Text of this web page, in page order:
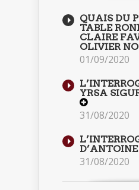
QUAIS DU
TABLE
CLAIRE
OLIVIER
01/09/2020
YRSA
31/08/2020
31/08/2020